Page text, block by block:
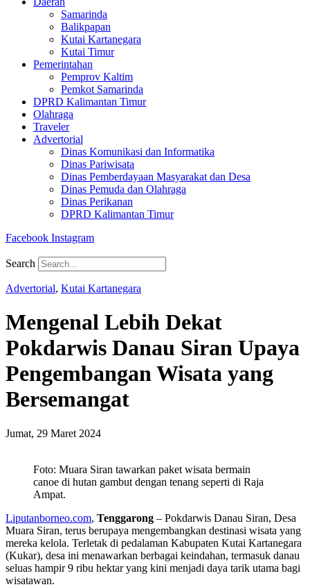
Samarinda
Balikpapan
Kutai Kartanegara
Kutai Timur
Pemerintahan
Pemprov Kaltim
Pemkot Samarinda
DPRD Kalimantan Timur
Olahraga
Traveler
Advertorial
Dinas Komunikasi dan Informatika
Dinas Pariwisata
Dinas Pemberdayaan Masyarakat dan Desa
Dinas Pemuda dan Olahraga
Dinas Perikanan
DPRD Kalimantan Timur
Facebook Instagram
Search
Advertorial, Kutai Kartanegara
Mengenal Lebih Dekat
Pokdarwis Danau Siran Upaya
Pengembangan Wisata yang
Bersemangat
Jumat, 29 Maret 2024
Foto: Muara Siran tawarkan paket wisata bermain
canoe di hutan gambut dengan tenang seperti di Raja
Ampat.
Liputanborneo.com, Tenggarong – Pokdarwis Danau Siran, Desa
Muara Siran, terus berupaya mengembangkan destinasi wisata yang
mereka kelola. Terletak di pedalaman Kabupaten Kutai Kartanegara
(Kukar), desa ini menawarkan berbagai keindahan, termasuk danau
seluas hampir 9 ribu hektar yang kini menjadi daya tarik utama bagi
wisatawan.